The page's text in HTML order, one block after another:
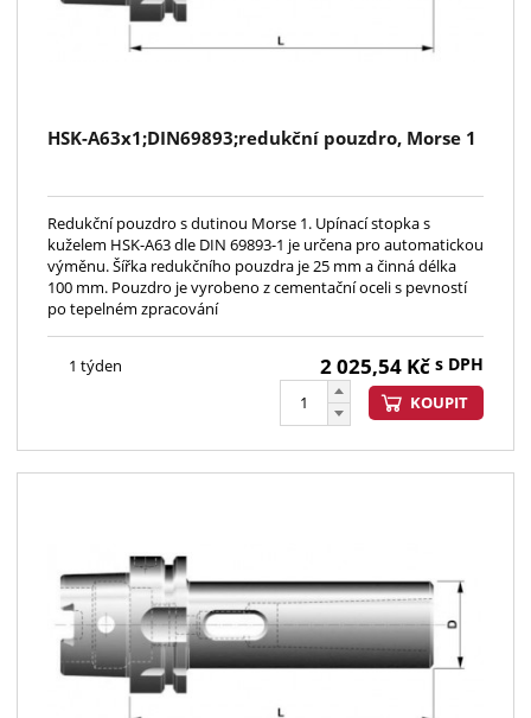
HSK-A63x1;DIN69893;redukční pouzdro, Morse 1
Redukční pouzdro s dutinou Morse 1. Upínací stopka s
kuželem HSK-A63 dle DIN 69893-1 je určena pro automatickou
výměnu. Šířka redukčního pouzdra je 25 mm a činná délka
100 mm. Pouzdro je vyrobeno z cementační oceli s pevností
po tepelném zpracování
1 týden 2 025,54 Kč s DPH
KOUPIT